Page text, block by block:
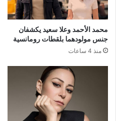
محمد الأحمد وعلا سعيد يكشفان
جنس مولودهما بلقطات رومانسية
منذ 4 ساعات